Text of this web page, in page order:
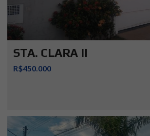
STA. CLARA II
R$450.000